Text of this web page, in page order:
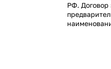
РФ. Договор